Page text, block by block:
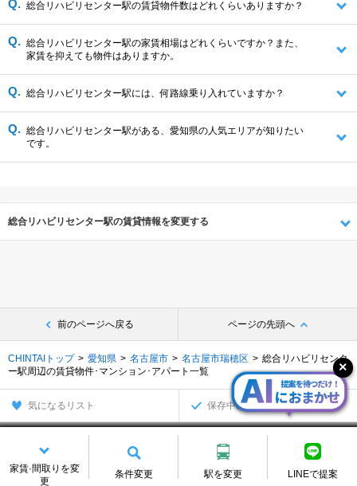
家賃·間取りを変
更
条件変更 駅を変更 LINEで提案
総合リハビリセンター駅の賃貸物件数はどれくらいありますか？
総合リハビリセンター駅の家賃相場はどれくらいですか？また、
家賃を抑えても物件はありますか。
総合リハビリセンター駅には、何路線乗り入れていますか？
総合リハビリセンター駅がある、愛知県の人気エリアが知りたい
です。
総合リハビリセンター駅の賃貸情報を変更する
前のページへ戻る ページの先頭へ
CHINTAIトップ 愛知県 名古屋市 名古屋市瑞穂区
総合リハビリセンタ
ー駅周辺の賃貸物件･マンション･アパート一覧
気になるリスト 保存中の条件
別の探し方でお部屋を探す
沿線・駅から